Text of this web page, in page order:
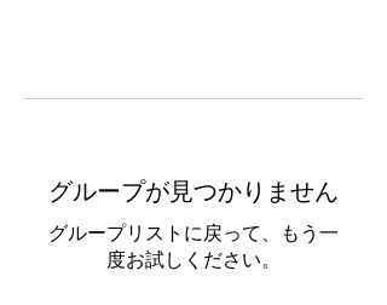
グループが見つかりません
グループリストに戻って、もう一
度お試しください。